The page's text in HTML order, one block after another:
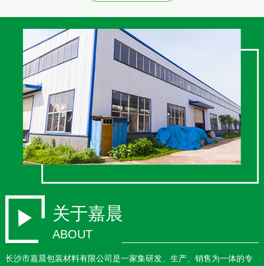
关于嘉晨
ABOUT
长沙市嘉晨包装材料有限公司是一家集研发、生产、销售为一体的专